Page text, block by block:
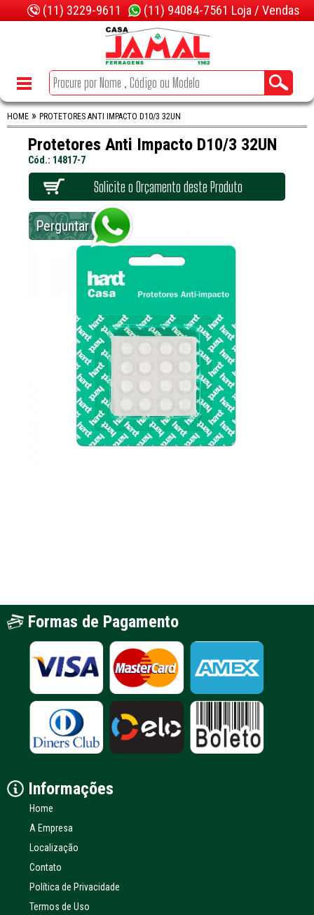
(11) 3229-9611 (11) 94084-7561 Loja / Vendas
HOME » PROTETORES ANTI IMPACTO D10/3 32UN
Protetores Anti Impacto D10/3 32UN
Cód.: 14817-7
Solicite o Orçamento deste Produto
Perguntar no
Formas de Pagamento
Informações
Home
A Empresa
Localização
Contato
Política de Privacidade
Termos de Uso